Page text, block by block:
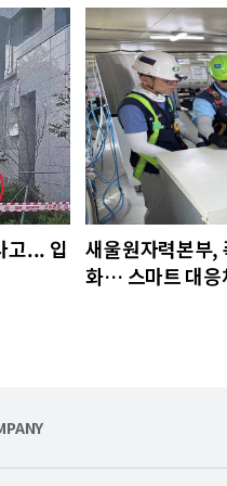
고... 입
새울원자력본부,
화… 스마트 대응